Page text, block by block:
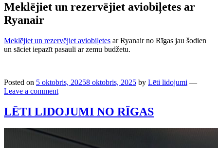
Meklējiet un rezervējiet aviobiļetes ar
Ryanair
Meklējiet un rezervējiet aviobiļetes ar Ryanair no Rīgas jau šodien
un sāciet iepazīt pasauli ar zemu budžetu.
Posted on 5 oktobris, 20258 oktobris, 2025 by Lēti lidojumi —
Leave a comment
LĒTI LIDOJUMI NO RĪGAS